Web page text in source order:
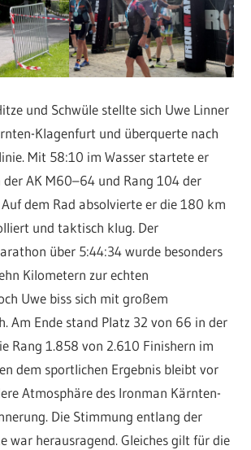
und Schwüle stellte sich Uwe Linner
Klagenfurt und überquerte nach
Mit 58:10 im Wasser startete er
AK M60–64 und Rang 104 der
dem Rad absolvierte er die 180 km
und taktisch klug. Der
über 5:44:34 wurde besonders
Kilometern zur echten
Uwe biss sich mit großem
Am Ende stand Platz 32 von 66 in der
Rang 1.858 von 2.610 Finishern im
dem sportlichen Ergebnis bleibt vor
Atmosphäre des Ironman Kärnten-
Die Stimmung entlang der
war herausragend. Gleiches gilt für die